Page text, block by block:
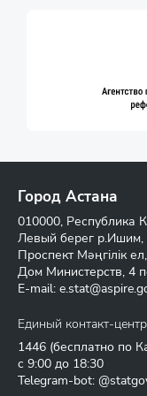
Город Астана
010000, Республика
Левый берег р.Ишим,
Проспект Мәңгілік
Дом Министерств, 4
E-mail:
Единый контакт-центр
1446 (бесплатно по
с 9:00 до 18:30
Telegram-bot: